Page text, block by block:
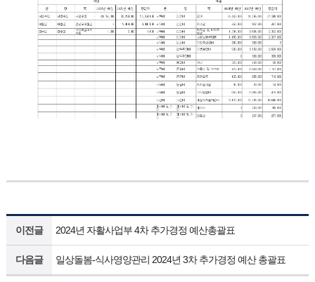
이전글 2024년 자활사업부 4차 추가경정 예산총괄표
다음글 일상돌봄-식사영양관리 2024년 3차 추가경정 예산 총괄표